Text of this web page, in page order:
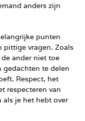
anders zijn
punten
pittige vragen. Zoals
ander niet toe
te delen
Respect, het
respecteren van
als je het hebt over